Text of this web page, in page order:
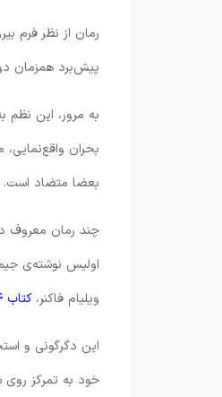
رمان از نظر فرم
پیش‌برد همزمان
به مرور، این نظم
بحران واقع‌نمایی،
بعضا متضاد است.
چند رمان معروف
اولیس نوشته‌ی
ویلیام فاکنر، کتاب ۱۹۸۴
این دگرگونی و
خود به تمرکز